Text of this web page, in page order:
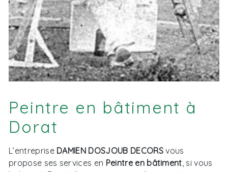
Peintre en bâtiment à
Dorat
L’entreprise DAMIEN DOSJOUB DECORSvous
propose ses services en Peintre en bâtiment, si vous